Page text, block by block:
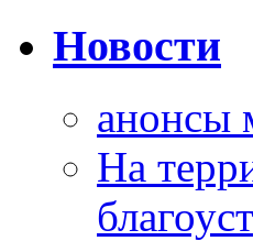
Новости
анонсы
На